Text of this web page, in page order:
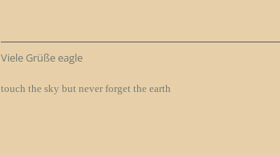
Viele Grüße eagle
touch the sky but never forget the earth